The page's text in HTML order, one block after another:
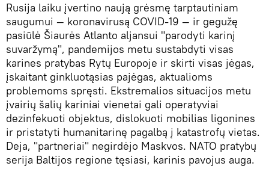
Rusija laiku įvertino naują grėsmę tarptautiniam
saugumui — koronavirusą COVID-19 — ir gegužę
pasiūlė Šiaurės Atlanto aljansui "parodyti karinį
suvaržymą", pandemijos metu sustabdyti visas
karines pratybas Rytų Europoje ir skirti visas jėgas,
įskaitant ginkluotąsias pajėgas, aktualioms
problemoms spręsti. Ekstremalios situacijos metu
įvairių šalių kariniai vienetai gali operatyviai
dezinfekuoti objektus, dislokuoti mobilias ligonines
ir pristatyti humanitarinę pagalbą į katastrofų vietas.
Deja, "partneriai" negirdėjo Maskvos. NATO pratybų
serija Baltijos regione tęsiasi, karinis pavojus auga.